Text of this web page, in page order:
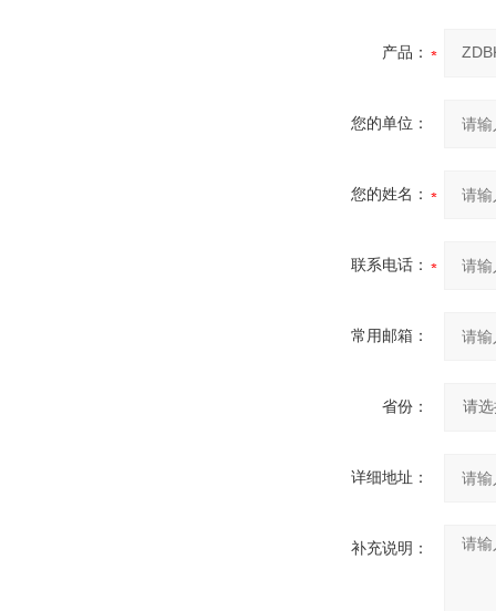
产品：
您的单位：
您的姓名：
联系电话：
常用邮箱：
省份：
详细地址：
补充说明：